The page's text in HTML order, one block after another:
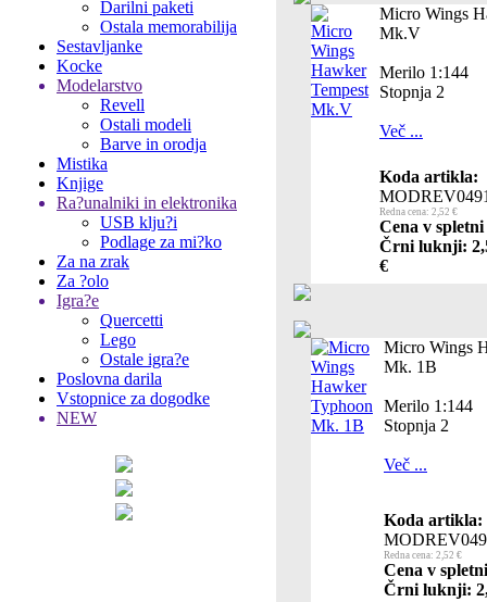
Darilni paketi
Ostala memorabilija
Sestavljanke
Kocke
Modelarstvo
Revell
Ostali modeli
Barve in orodja
Mistika
Knjige
Ra?unalniki in elektronika
USB klju?i
Podlage za mi?ko
Za na zrak
Za ?olo
Igra?e
Quercetti
Lego
Ostale igra?e
Poslovna darila
Vstopnice za dogodke
NEW
Micro Wings
Mk.V
Merilo 1:144
Stopnja 2
Več ...
Koda artikla:
Redna cena: 2,52 €
Cena v spletni
Črni luknji:
€
Micro Wings
Mk. 1B
Merilo 1:144
Stopnja 2
Več ...
Koda artikla:
Redna cena: 2,52 €
Cena v spletni
Črni luknji: